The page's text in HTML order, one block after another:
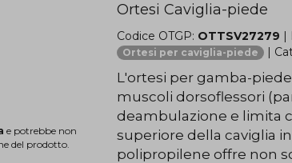
e potrebbe non
del prodotto.
Ortesi Caviglia-piede
Codice OTGP: OTTSV27279 |
Ortesi per caviglia-piede |
L'ortesi per gamba-
muscoli dorsoflessori
deambulazione e limita
superiore della caviglia
polipropilene offre non